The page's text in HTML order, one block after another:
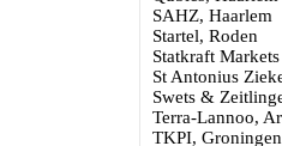
SAHZ, Haarlem
Startel, Roden
Statkraft
St Antonius
Swets &
Terra-Lannoo,
TKPI, Groningen